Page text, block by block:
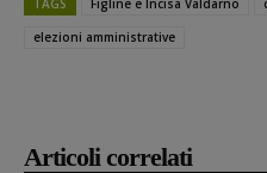
Articoli correlati
elezioni amministrative